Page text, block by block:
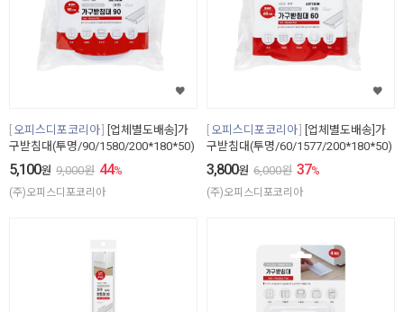
오피스디포코리아
[업체별도배송]가
구받침대(투명/90/1580/200*180*50)
5,100원 9,000원 44%
(주)오피스디포코리아
오피스디포코리아
[업체별도배송]가
구받침대(투명/60/1577/200*180*50)
3,800원 6,000원 37%
(주)오피스디포코리아